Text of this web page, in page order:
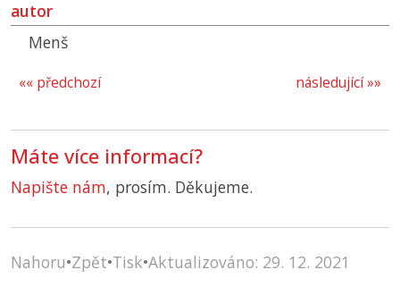
autor
Menš
následující »»
«« předchozí
Máte více informací?
Napište nám, prosím. Děkujeme.
Nahoru•Zpět•Tisk•Aktualizováno: 29. 12. 2021